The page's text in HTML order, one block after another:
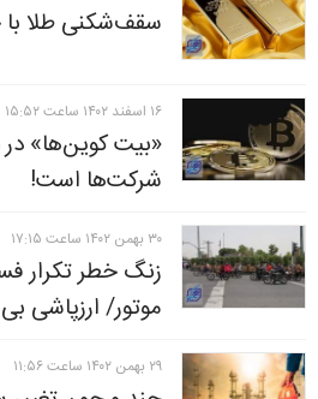
سقف‌شکنی طلا
۱۶ اسفند ۱۴۰۲ ساعت ۱۵:۵۲
«بیت کوین‌ها»
شرکت‌ها است!
۳۰ بهمن ۱۴۰۲ ساعت ۱۷:۱۵
زنگ خطر تکرار
موتور/ ارزپاشی
۲۹ بهمن ۱۴۰۲ ساعت ۱۱:۵۶